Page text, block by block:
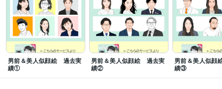
男前＆美人似顔絵 過去実
績①
男前＆美人似顔絵 過去実
績②
男前＆美人似
績③